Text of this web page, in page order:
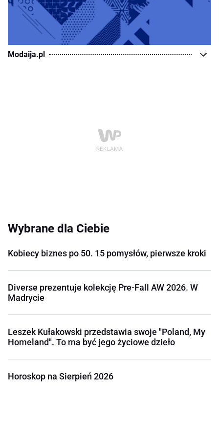
Modaija.pl
Wybrane dla Ciebie
Kobiecy biznes po 50. 15 pomysłów, pierwsze kroki
Diverse prezentuje kolekcję Pre-Fall AW 2026. W
Madrycie
Leszek Kułakowski przedstawia swoje "Poland, My
Homeland". To ma być jego życiowe dzieło
Horoskop na Sierpień 2026